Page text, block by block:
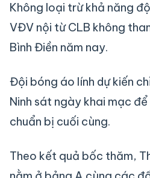
Không loại trừ khả năng
VĐV nội từ CLB không
Bình Điền năm nay.
Đội bóng áo lính dự kiến
Ninh sát ngày khai mạc
chuẩn bị cuối cùng.
Theo kết quả bốc thăm,